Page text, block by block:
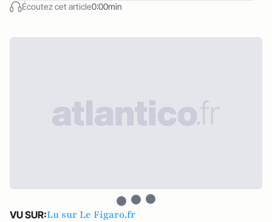
Écoutez cet article0:00min
VU SUR:Lu sur Le Figaro.fr